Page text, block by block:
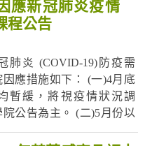
程資訊如下，詳細內容請
（一）上課日期：109年
一）至109年7月17日...
應新冠肺炎疫情
程公告
炎 (COVID-19)防疫需
應措施如下： (一)4月底
暫緩，將視疫情狀況調
公告為主。 (二)5月份以
持續開放報名中，如有暫